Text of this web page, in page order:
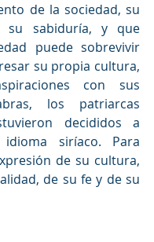
de la sociedad, su
su sabiduría, y que
puede sobrevivir
su propia cultura,
con sus
los patriarcas
decididos a
siríaco. Para
de su cultura,
de su fe y de su